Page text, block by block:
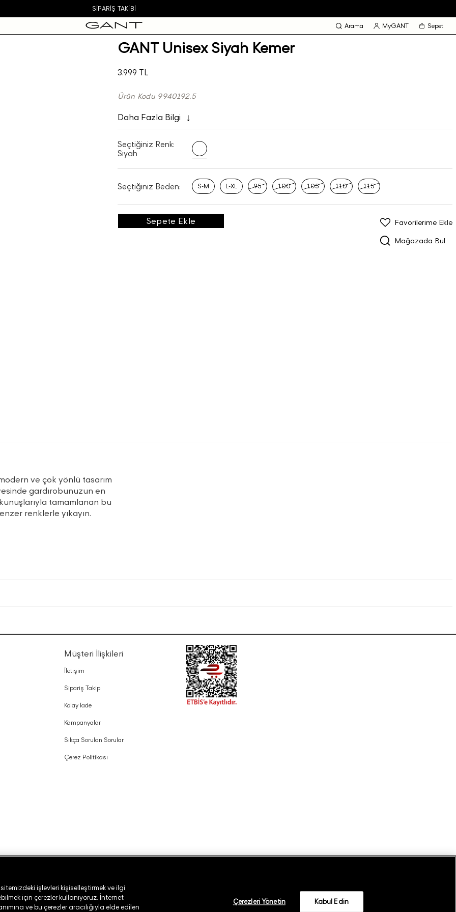
SIPARIŞ TAKIBI
Arama MyGANT Sepet
GANT Unisex Siyah Kemer
3.999 TL
Ürün Kodu 9940192.5
Daha Fazla Bilgi
Seçtiğiniz Renk:
Siyah
Seçtiğiniz Beden: S-M L-XL 95 100 105 110 115
Sepete Ekle
Mağazada Bul
Favorilerime Ekle
ve çok yönlü tasarım
gardırobunuzun en
tamamlanan bu
renklerle yıkayın.
Müşteri İlişkileri
İletişim
Sipariş Takip
Kolay İade
Kampanyalar
Sıkça Sorulan Sorular
Çerez Politikası
işlevleri kişiselleştirmek ve ilgi
için çerezler kullanıyoruz. İnternet
ve bu çerezler aracılığıyla elde edilen
Çerezleri Yönetin Kabul Edin